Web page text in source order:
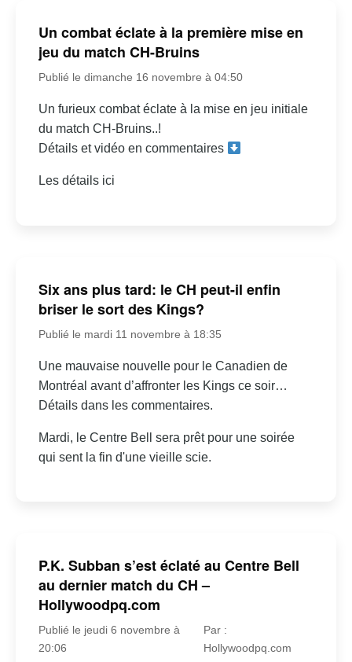
Un combat éclate à la première mise en
jeu du match CH-Bruins
Publié le dimanche 16 novembre à 04:50
Un furieux combat éclate à la mise en jeu initiale
du match CH-Bruins..!
Détails et vidéo en commentaires
Les détails ici
Six ans plus tard: le CH peut-il enfin
briser le sort des Kings?
Publié le mardi 11 novembre à 18:35
Une mauvaise nouvelle pour le Canadien de
Montréal avant d’affronter les Kings ce soir…
Détails dans les commentaires.
Mardi, le Centre Bell sera prêt pour une soirée
qui sent la fin d'une vieille scie.
P.K. Subban s’est éclaté au Centre Bell
au dernier match du CH –
Hollywoodpq.com
Publié le jeudi 6 novembre à
20:06
Par :
Hollywoodpq.com